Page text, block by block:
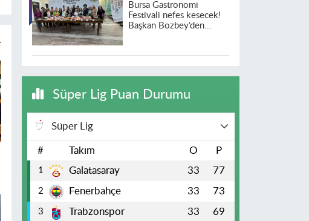
Bursa Gastronomi
Festivali nefes kesecek!
Başkan Bozbey’den
Süper Lig Puan Durumu
Süper Lig
# Takım O P
1 Galatasaray 33 77
2 Fenerbahçe 33 73
3 Trabzonspor 33 69